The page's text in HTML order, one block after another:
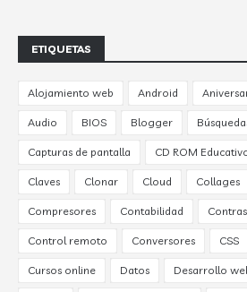
ETIQUETAS
Alojamiento web Android
Audio BIOS Blogger
Capturas de pantalla CD ROM
Claves Clonar Cloud Collages
Compresores Contabilidad
Control remoto Conversores CSS
Cursos online Datos Desarrollo